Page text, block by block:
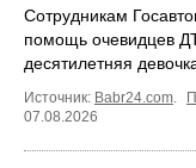
Сотрудникам
помощь очевидцев
десятилетняя
Источник: Babr24.com.
07.08.2026